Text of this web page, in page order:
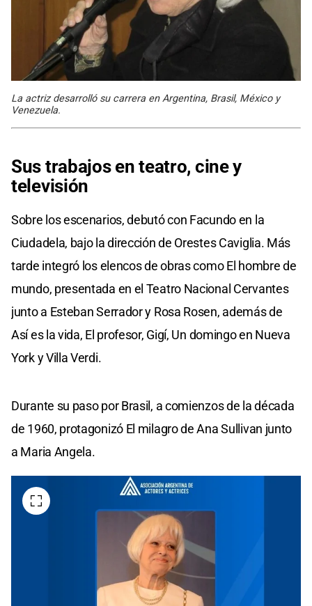
La actriz desarrolló su carrera en Argentina, Brasil, México y
Venezuela.
Sus trabajos en teatro, cine y
televisión
Sobre los escenarios, debutó con Facundo en la
Ciudadela, bajo la dirección de Orestes Caviglia. Más
tarde integró los elencos de obras como El hombre de
mundo, presentada en el Teatro Nacional Cervantes
junto a Esteban Serrador y Rosa Rosen, además de
Así es la vida, El profesor, Gigí, Un domingo en Nueva
York y Villa Verdi.
Durante su paso por Brasil, a comienzos de la década
de 1960, protagonizó El milagro de Ana Sullivan junto
a Maria Angela.